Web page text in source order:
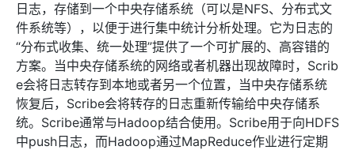
日志，存储到一个中央存储系统（可以是NFS、分布式文
件系统等），以便于进行集中统计分析处理。它为日志的
“分布式收集、统一处理”提供了一个可扩展的、高容错的
方案。当中央存储系统的网络或者机器出现故障时，Scrib
e会将日志转存到本地或者另一个位置，当中央存储系统
恢复后，Scribe会将转存的日志重新传输给中央存储系
统。Scribe通常与Hadoop结合使用。Scribe用于向HDFS
中push日志，而Hadoop通过MapReduce作业进行定期